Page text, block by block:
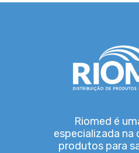
Riomed é
especializada na
produtos para